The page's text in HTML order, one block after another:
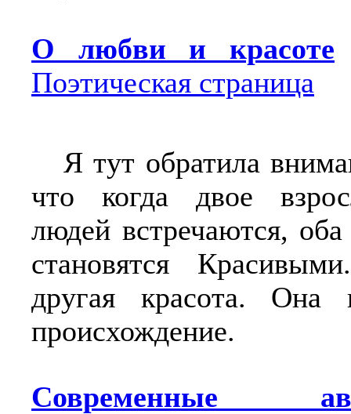
О любви и красоте
Поэтическая страница
Я тут обратила
что когда двое
людей встречаются,
становятся
другая красота. Она
происхождение.
Современные